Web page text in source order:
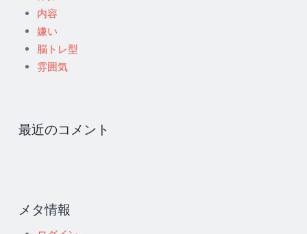
内容
嫌い
脳トレ型
雰囲気
最近のコメント
メタ情報